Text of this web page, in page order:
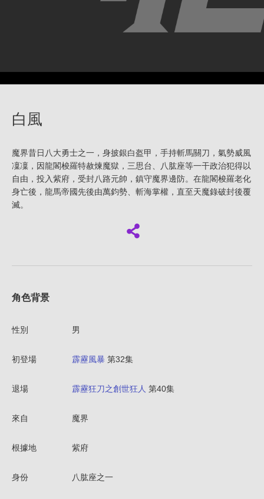
白風
魔界昔日八大勇士之一，身披銀白盔甲，手持斬馬關刀，氣勢威風
凜凜，因龍閣梭羅特赦煉魔獄，三思台、八肱座等一干政治犯得以
自由，投入紫府，受封八路元帥，鎮守魔界邊防。在龍閣梭羅老化
身亡後，龍馬帝國先後由萬鈞勢、斬海掌權，直至天魔錄破封後覆
滅。
角色背景
性別 男
初登場 霹靂風暴 第32集
退場 霹靂狂刀之創世狂人 第40集
來自 魔界
根據地 紫府
身份 八肱座之一